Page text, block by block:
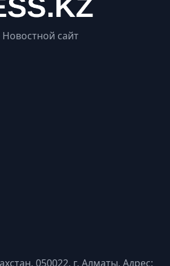
сайт
050022, г. Алматы, Адрес: